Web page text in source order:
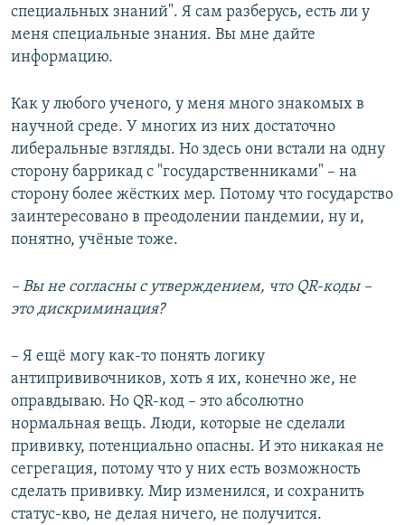
специальных знаний". Я сам разберусь, есть ли у
меня специальные знания. Вы мне дайте
информацию.
Как у любого ученого, у меня много знакомых в
научной среде. У многих из них достаточно
либеральные взгляды. Но здесь они встали на одну
сторону баррикад с "государственниками" – на
сторону более жёстких мер. Потому что государство
заинтересовано в преодолении пандемии, ну и,
понятно, учёные тоже.
– Вы не согласны с утверждением, что QR-коды –
это дискриминация?
– Я ещё могу как-то понять логику
антипрививочников, хоть я их, конечно же, не
оправдываю. Но QR-код – это абсолютно
нормальная вещь. Люди, которые не сделали
прививку, потенциально опасны. И это никакая не
сегрегация, потому что у них есть возможность
сделать прививку. Мир изменился, и сохранить
статус-кво, не делая ничего, не получится.